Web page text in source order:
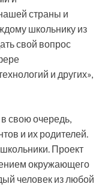
страны и
школьнику из
свой вопрос
и других»,
свою очередь,
и их родителей.
Проект
окружающего
человек из любой